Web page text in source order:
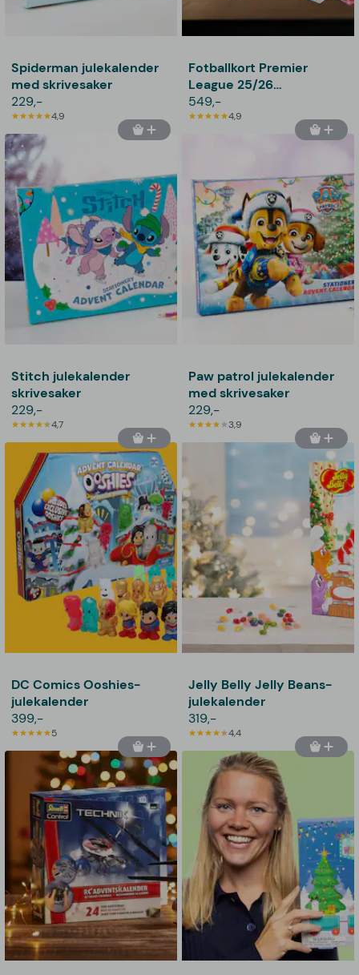
Spiderman julekalender
med skrivesaker
229,-
4,9
Fotballkort Premier
League 25/26
julekalender
549,-
4,9
Stitch julekalender
skrivesaker
229,-
4,7
Paw patrol julekalender
med skrivesaker
229,-
3,9
DC Comics Ooshies-
julekalender
399,-
5
Jelly Belly Jelly Beans-
julekalender
319,-
4,4